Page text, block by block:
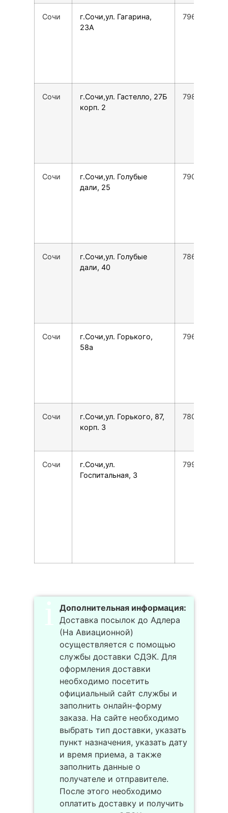
Сочи
г.Сочи,ул. Гагарина,
23А
Сочи
г.Сочи,ул. Гастелло, 27Б
корп. 2
Сочи
г.Сочи,ул. Голубые
дали, 25
Сочи
г.Сочи,ул. Голубые
дали, 40
Сочи
г.Сочи,ул. Горького,
58а
Сочи
г.Сочи,ул. Горького, 87,
корп. 3
Сочи
г.Сочи,ул.
Госпитальная, 3
Дополнительная информация:
Доставка посылок до Адлера
(На Авиационной)
осуществляется с помощью
службы доставки СДЭК. Для
оформления доставки
необходимо посетить
официальный сайт службы и
заполнить онлайн-форму
заказа. На сайте необходимо
выбрать тип доставки, указать
пункт назначения, указать дату
и время приема, а также
заполнить данные о
получателе и отправителе.
После этого необходимо
оплатить доставку и получить